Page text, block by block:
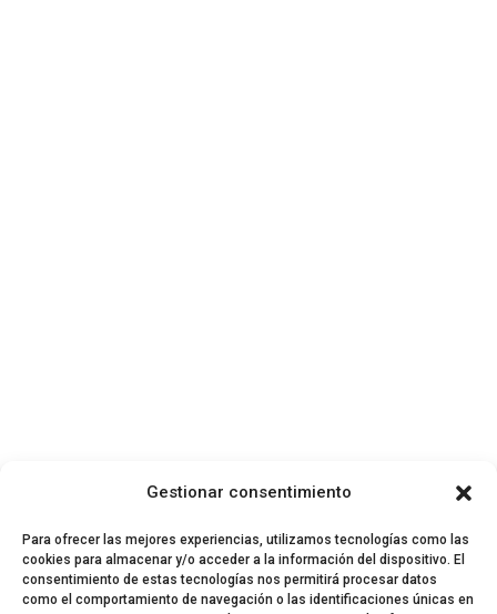
Gestionar consentimiento
Para ofrecer las mejores experiencias, utilizamos tecnologías como las
cookies para almacenar y/o acceder a la información del dispositivo. El
consentimiento de estas tecnologías nos permitirá procesar datos
como el comportamiento de navegación o las identificaciones únicas en